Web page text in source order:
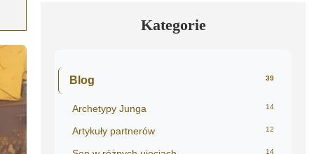
Kategorie
Blog 39
Archetypy Junga 14
Artykuły partnerów 12
14